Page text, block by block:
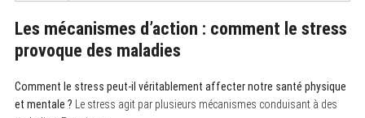
Les mécanismes d’action : comment le stress
provoque des maladies
Comment le stress peut-il véritablement affecter notre santé physique
et mentale ? Le stress agit par plusieurs mécanismes conduisant à des